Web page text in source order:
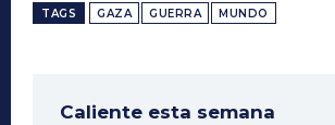
TAGS GAZA GUERRA MUNDO
Caliente esta semana